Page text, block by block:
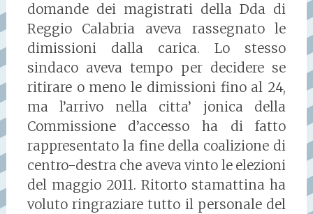
domande dei magistrati della Dda di
Reggio Calabria aveva rassegnato le
dimissioni dalla carica. Lo stesso
sindaco aveva tempo per decidere se
ritirare o meno le dimissioni fino al 24,
ma l’arrivo nella citta’ jonica della
Commissione d’accesso ha di fatto
rappresentato la fine della coalizione di
centro-destra che aveva vinto le elezioni
del maggio 2011. Ritorto stamattina ha
voluto ringraziare tutto il personale del